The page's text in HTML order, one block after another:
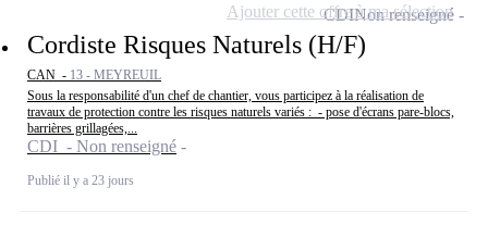
Cordiste Risques Naturels (H/F)
CAN - 13 - MEYREUIL
Sous la responsabilité d'un chef de chantier, vous participez à la réalisation de
travaux de protection contre les risques naturels variés : - pose d'écrans pare-blocs,
barrières grillagées,...
CDI - Non renseigné
Publié il y a 23 jours
CDINon renseigné
Ajouter cette offre à ma sélection